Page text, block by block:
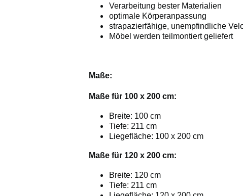
Verarbeitung bester Materialien
optimale Körperanpassung
strapazierfähige, unempfindliche
Möbel werden teilmontiert geliefert
Maße:
Maße für 100 x 200 cm:
Breite: 100 cm
Tiefe: 211 cm
Liegefläche: 100 x 200 cm
Maße für 120 x 200 cm:
Breite: 120 cm
Tiefe: 211 cm